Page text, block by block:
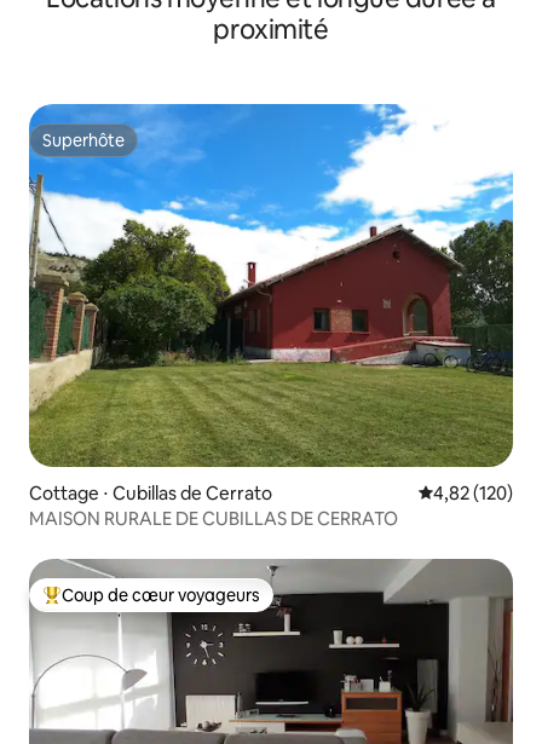
proximité
Superhôte
Superhôte
Cottage ⋅ Cubillas de Cerrato Évaluation
4,82 (120)
MAISON RURALE DE CUBILLAS DE CERRATO
Coups de cœur voyageurs les plus appréciés
Coup de cœur voyageurs